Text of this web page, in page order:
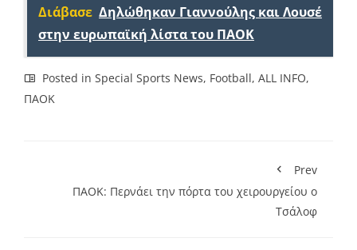
Διάβασε Δηλώθηκαν Γιαννούλης και Λουσέ
στην ευρωπαϊκή λίστα του ΠΑΟΚ
Posted in Special Sports News, Football, ALL INFO,
ΠΑΟΚ
Prev
ΠΑΟΚ: Περνάει την πόρτα του χειρουργείου ο
Τσάλοφ